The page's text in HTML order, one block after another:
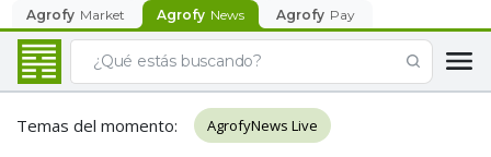
Agrofy Market Agrofy News Agrofy Pay
Temas del momento: AgrofyNews Live